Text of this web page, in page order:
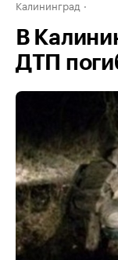
Калининград
В
ДТП